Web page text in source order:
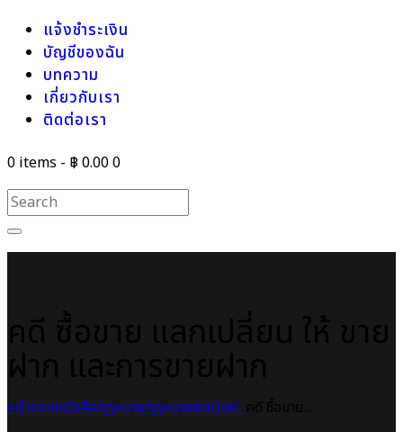
แจ้งชำระเงิน
บัญชีของฉัน
บทความ
เกี่ยวกับเรา
ติดต่อเรา
0 items - ฿ 0.000
หน้าแรกหนังสือกฎหมายกฎหมายพาณิชย์...